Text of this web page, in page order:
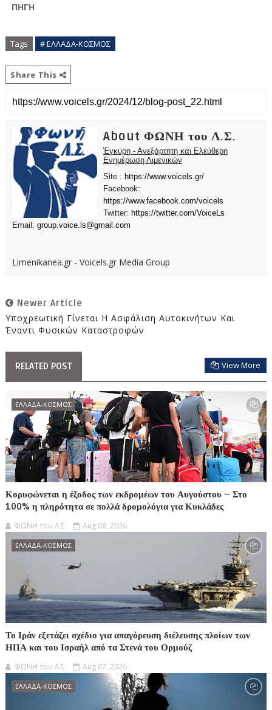
ΠΗΓΗ
Tags # ΕΛΛΑΔΑ-ΚΟΣΜΟΣ
Share This
About ΦΩΝΗ του Λ.Σ.
Έγκυρη - Ανεξάρτητη και Ελεύθερη
Ενημέρωση Λιμενικών
Site : https://www.voicels.gr/
Facebook:
https://www.facebook.com/voicels
Twitter: https://twitter.com/VoiceLs
Email: group.voice.ls@gmail.com
Limenikanea.gr - Voicels.gr Media Group
Newer Article
Υποχρεωτική Γίνεται Η Ασφάλιση Αυτοκινήτων Και
Έναντι Φυσικών Καταστροφών
RELATED POST View More
ΕΛΛΑΔΑ-ΚΟΣΜΟΣ
Κορυφώνεται η έξοδος των εκδρομέων του Αυγούστου – Στο
100% η πληρότητα σε πολλά δρομολόγια για Κυκλάδες
ΦΩΝΗ του Λ.Σ. Aug 08, 2026
ΕΛΛΑΔΑ-ΚΟΣΜΟΣ
Το Ιράν εξετάζει σχέδιο για απαγόρευση διέλευσης πλοίων των
ΗΠΑ και του Ισραήλ από τα Στενά του Ορμούζ
ΦΩΝΗ του Λ.Σ. Aug 07, 2026
ΕΛΛΑΔΑ-ΚΟΣΜΟΣ